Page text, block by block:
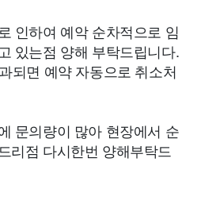
인하여 예악 순차적으로 임
있는점 양해 부탁드립니다.
되면 예약 자동으로 취소처
문의량이 많아 현장에서 순
리점 다시한번 양해부탁드